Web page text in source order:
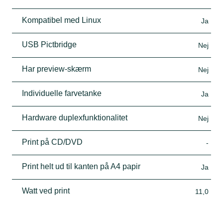
Kompatibel med Linux Ja
USB Pictbridge Nej
Har preview-skærm Nej
Individuelle farvetanke Ja
Hardware duplexfunktionalitet Nej
Print på CD/DVD -
Print helt ud til kanten på A4 papir Ja
Watt ved print 11,0